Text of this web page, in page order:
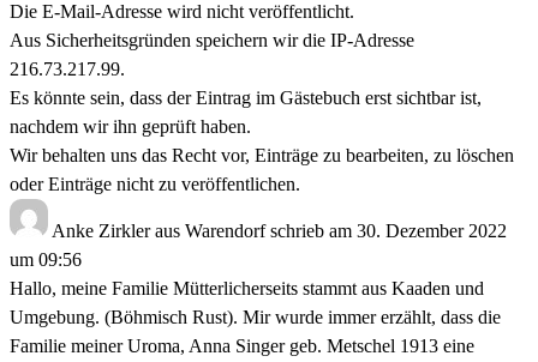
Die E-Mail-Adresse wird nicht veröffentlicht.
Aus Sicherheitsgründen speichern wir die IP-Adresse
216.73.217.99.
Es könnte sein, dass der Eintrag im Gästebuch erst sichtbar ist,
nachdem wir ihn geprüft haben.
Wir behalten uns das Recht vor, Einträge zu bearbeiten, zu löschen
oder Einträge nicht zu veröffentlichen.
Anke Zirkleraus Warendorf schrieb am 30. Dezember 2022
um 09:56
Hallo, meine Familie Mütterlicherseits stammt aus Kaaden und
Umgebung. (Böhmisch Rust). Mir wurde immer erzählt, dass die
Familie meiner Uroma, Anna Singer geb. Metschel 1913 eine